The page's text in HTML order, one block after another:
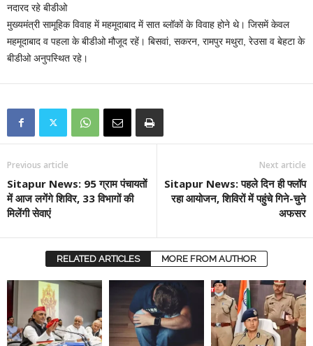
नदारद रहे बीडीओ
मुख्यमंत्री सामूहिक विवाह में महमूदाबाद में सात ब्लॉकों के विवाह होने थे। जिसमें केवल
महमूदाबाद व पहला के बीडीओ मौजूद रहें। बिसवां, सकरन, रामपुर मथुरा, रेउसा व बेहटा के
बीडीओ अनुपस्थित रहे।
Previous article
Sitapur News: 95 ग्राम पंचायतों
में आज लगेंगे शिविर, 33 विभागों की
मिलेंगी सेवाएं
Next article
Sitapur News: पहले दिन ही फ्लॉप
रहा आयोजन, शिविरों में पहुंचे गिने-चुने
अफसर
RELATED ARTICLES MORE FROM AUTHOR